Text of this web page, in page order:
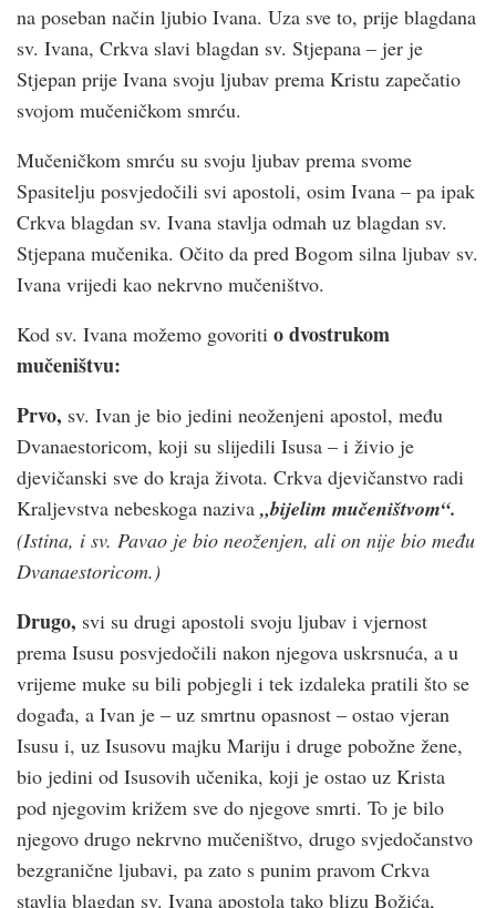
na poseban način ljubio Ivana. Uza sve to, prije blagdana
sv. Ivana, Crkva slavi blagdan sv. Stjepana – jer je
Stjepan prije Ivana svoju ljubav prema Kristu zapečatio
svojom mučeničkom smrću.
Mučeničkom smrću su svoju ljubav prema svome
Spasitelju posvjedočili svi apostoli, osim Ivana – pa ipak
Crkva blagdan sv. Ivana stavlja odmah uz blagdan sv.
Stjepana mučenika. Očito da pred Bogom silna ljubav sv.
Ivana vrijedi kao nekrvno mučeništvo.
Kod sv. Ivana možemo govoriti o dvostrukom
mučeništvu:
Prvo, sv. Ivan je bio jedini neoženjeni apostol, među
Dvanaestoricom, koji su slijedili Isusa – i živio je
djevičanski sve do kraja života. Crkva djevičanstvo radi
Kraljevstva nebeskoga naziva „bijelim mučeništvom“.
(Istina, i sv. Pavao je bio neoženjen, ali on nije bio među
Dvanaestoricom.)
Drugo, svi su drugi apostoli svoju ljubav i vjernost
prema Isusu posvjedočili nakon njegova uskrsnuća, a u
vrijeme muke su bili pobjegli i tek izdaleka pratili što se
događa, a Ivan je – uz smrtnu opasnost – ostao vjeran
Isusu i, uz Isusovu majku Mariju i druge pobožne žene,
bio jedini od Isusovih učenika, koji je ostao uz Krista
pod njegovim križem sve do njegove smrti. To je bilo
njegovo drugo nekrvno mučeništvo, drugo svjedočanstvo
bezgranične ljubavi, pa zato s punim pravom Crkva
stavlja blagdan sv. Ivana apostola tako blizu Božića,